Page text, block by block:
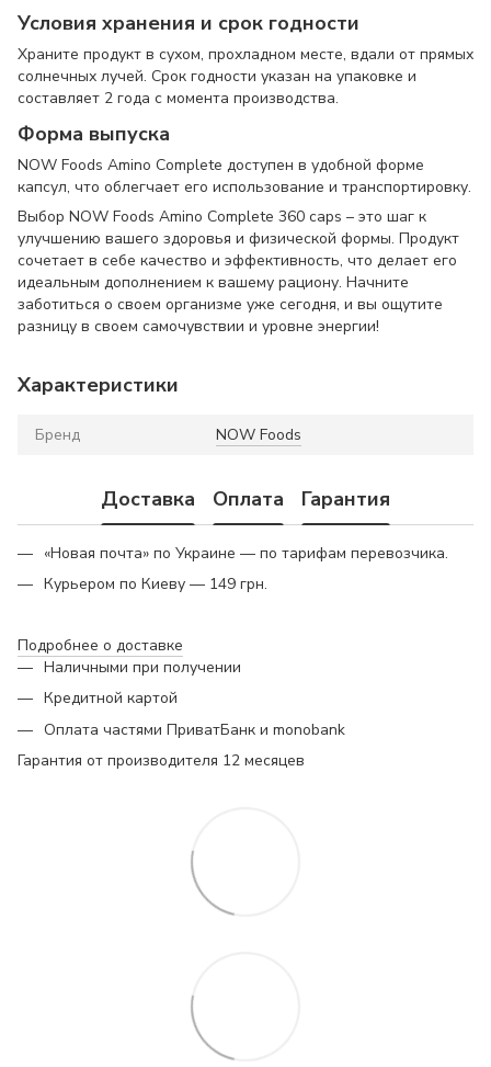
Условия хранения и срок годности
Храните продукт в сухом, прохладном месте, вдали от прямых
солнечных лучей. Срок годности указан на упаковке и
составляет 2 года с момента производства.
Форма выпуска
NOW Foods Amino Complete доступен в удобной форме
капсул, что облегчает его использование и транспортировку.
Выбор NOW Foods Amino Complete 360 caps – это шаг к
улучшению вашего здоровья и физической формы. Продукт
сочетает в себе качество и эффективность, что делает его
идеальным дополнением к вашему рациону. Начните
заботиться о своем организме уже сегодня, и вы ощутите
разницу в своем самочувствии и уровне энергии!
Характеристики
Бренд NOW Foods
Доставка Оплата Гарантия
«Новая почта» по Украине — по тарифам перевозчика.
Курьером по Киеву — 149 грн.
Подробнее о доставке
Наличными при получении
Кредитной картой
Оплата частями ПриватБанк и monobank
Гарантия от производителя 12 месяцев